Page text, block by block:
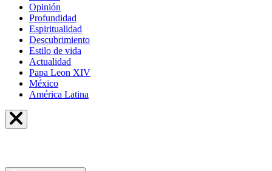
Opinión
Profundidad
Espiritualidad
Descubrimiento
Estilo de vida
Actualidad
Papa Leon XIV
México
América Latina